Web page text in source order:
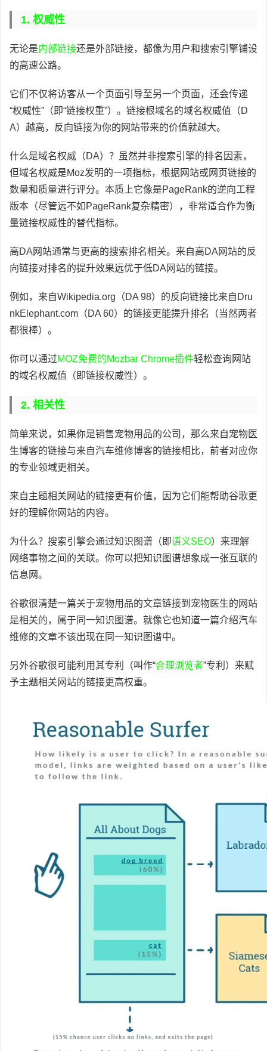
1. 权威性
无论是内部链接还是外部链接，都像为用户和搜索引擎铺设
的高速公路。
它们不仅将访客从一个页面引导至另一个页面，还会传递
“权威性”（即“链接权重”）。链接根域名的域名权威值（D
A）越高，反向链接为你的网站带来的价值就越大。
什么是域名权威（DA）？虽然并非搜索引擎的排名因素，
但域名权威是Moz发明的一项指标，根据网站或网页链接的
数量和质量进行评分。本质上它像是PageRank的逆向工程
版本（尽管远不如PageRank复杂精密），非常适合作为衡
量链接权威性的替代指标。
高DA网站通常与更高的搜索排名相关。来自高DA网站的反
向链接对排名的提升效果远优于低DA网站的链接。
例如，来自Wikipedia.org（DA 98）的反向链接比来自Dru
nkElephant.com（DA 60）的链接更能提升排名（当然两者
都很棒）。
你可以通过MOZ免费的Mozbar Chrome插件轻松查询网站
的域名权威值（即链接权威性）。
2. 相关性
简单来说，如果你是销售宠物用品的公司，那么来自宠物医
生博客的链接与来自汽车维修博客的链接相比，前者对应你
的专业领域更相关。
来自主题相关网站的链接更有价值，因为它们能帮助谷歌更
好的理解你网站的内容。
为什么？搜索引擎会通过知识图谱（即语义SEO）来理解
网络事物之间的关联。你可以把知识图谱想象成一张互联的
信息网。
谷歌很清楚一篇关于宠物用品的文章链接到宠物医生的网站
是相关的，属于同一知识图谱。就像它也知道一篇介绍汽车
维修的文章不该出现在同一知识图谱中。
另外谷歌很可能利用其专利（叫作“合理浏览者”专利）来赋
予主题相关网站的链接更高权重。